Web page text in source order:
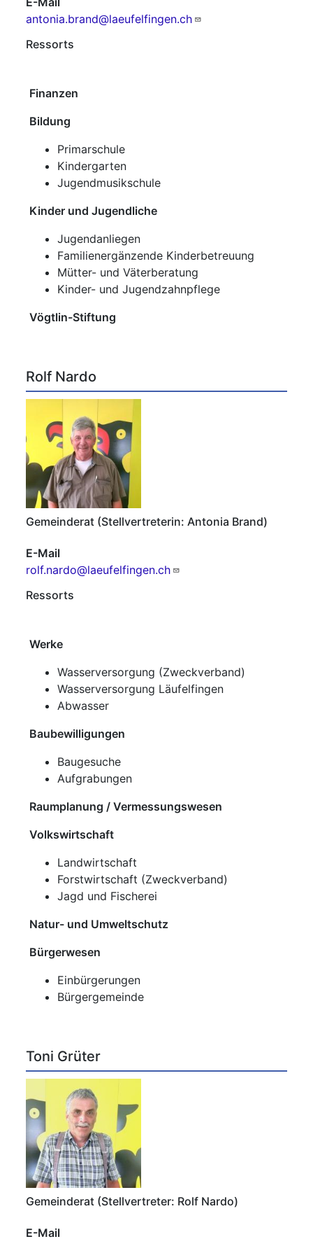
antonia.brand@laeufelfingen.ch
Ressorts
Finanzen
Bildung
Primarschule
Kindergarten
Jugendmusikschule
Kinder und Jugendliche
Jugendanliegen
Familienergänzende Kinderbetreuung
Mütter- und Väterberatung
Kinder- und Jugendzahnpflege
Vögtlin-Stiftung
Rolf Nardo
Gemeinderat (Stellvertreterin: Antonia Brand)
E-Mail
rolf.nardo@laeufelfingen.ch
Ressorts
Werke
Wasserversorgung (Zweckverband)
Wasserversorgung Läufelfingen
Abwasser
Baubewilligungen
Baugesuche
Aufgrabungen
Raumplanung / Vermessungswesen
Volkswirtschaft
Landwirtschaft
Forstwirtschaft (Zweckverband)
Jagd und Fischerei
Natur- und Umweltschutz
Bürgerwesen
Einbürgerungen
Bürgergemeinde
Toni Grüter
Gemeinderat (Stellvertreter: Rolf Nardo)
E-Mail